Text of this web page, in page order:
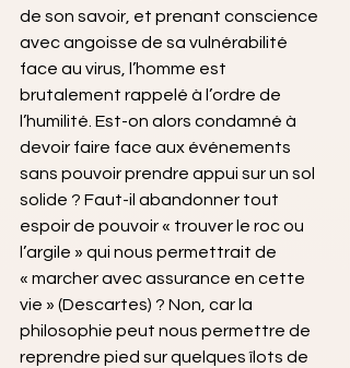
de son savoir, et prenant conscience
avec angoisse de sa vulnérabilité
face au virus, l’homme est
brutalement rappelé à l’ordre de
l’humilité. Est-on alors condamné à
devoir faire face aux événements
sans pouvoir prendre appui sur un sol
solide ? Faut-il abandonner tout
espoir de pouvoir « trouver le roc ou
l’argile » qui nous permettrait de
« marcher avec assurance en cette
vie » (Descartes) ? Non, car la
philosophie peut nous permettre de
reprendre pied sur quelques îlots de